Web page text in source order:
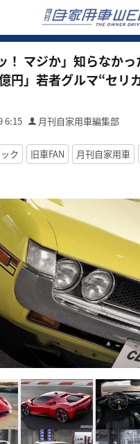
！ マジか」知らなか
円」若者グルマ“セリ
6:15 月刊自家用車編集部
ク 旧車FAN 月刊自家用車